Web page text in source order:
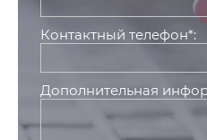
Контактный телефон*:
Дополнительная